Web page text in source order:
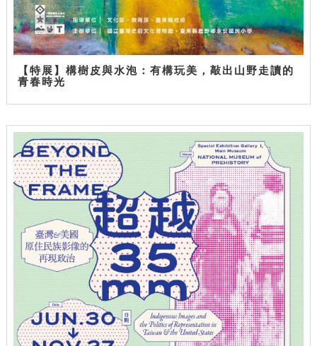
【特展】構樹皮與水泡：有構玩美，敲出山野走讀的
青春時光